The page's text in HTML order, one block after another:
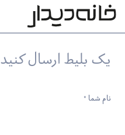
یک بلیط ارسال کنید
نام شما *